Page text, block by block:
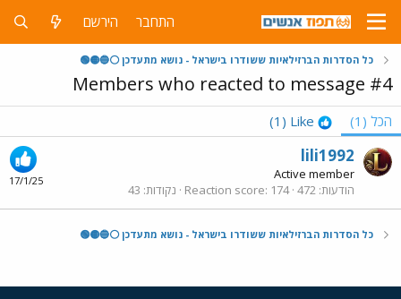
התחבר הירשם
כל הסדרות הברזילאיות ששודרו בישראל - נושא מתעדכן ⚪🔵🟡🟢
Members who reacted to message #4
הכל (1)
Like
(1)
17/1/25
lili1992
Active member
הודעות 472
Reaction score 174 נקודות 43
כל הסדרות הברזילאיות ששודרו בישראל - נושא מתעדכן ⚪🔵🟡🟢